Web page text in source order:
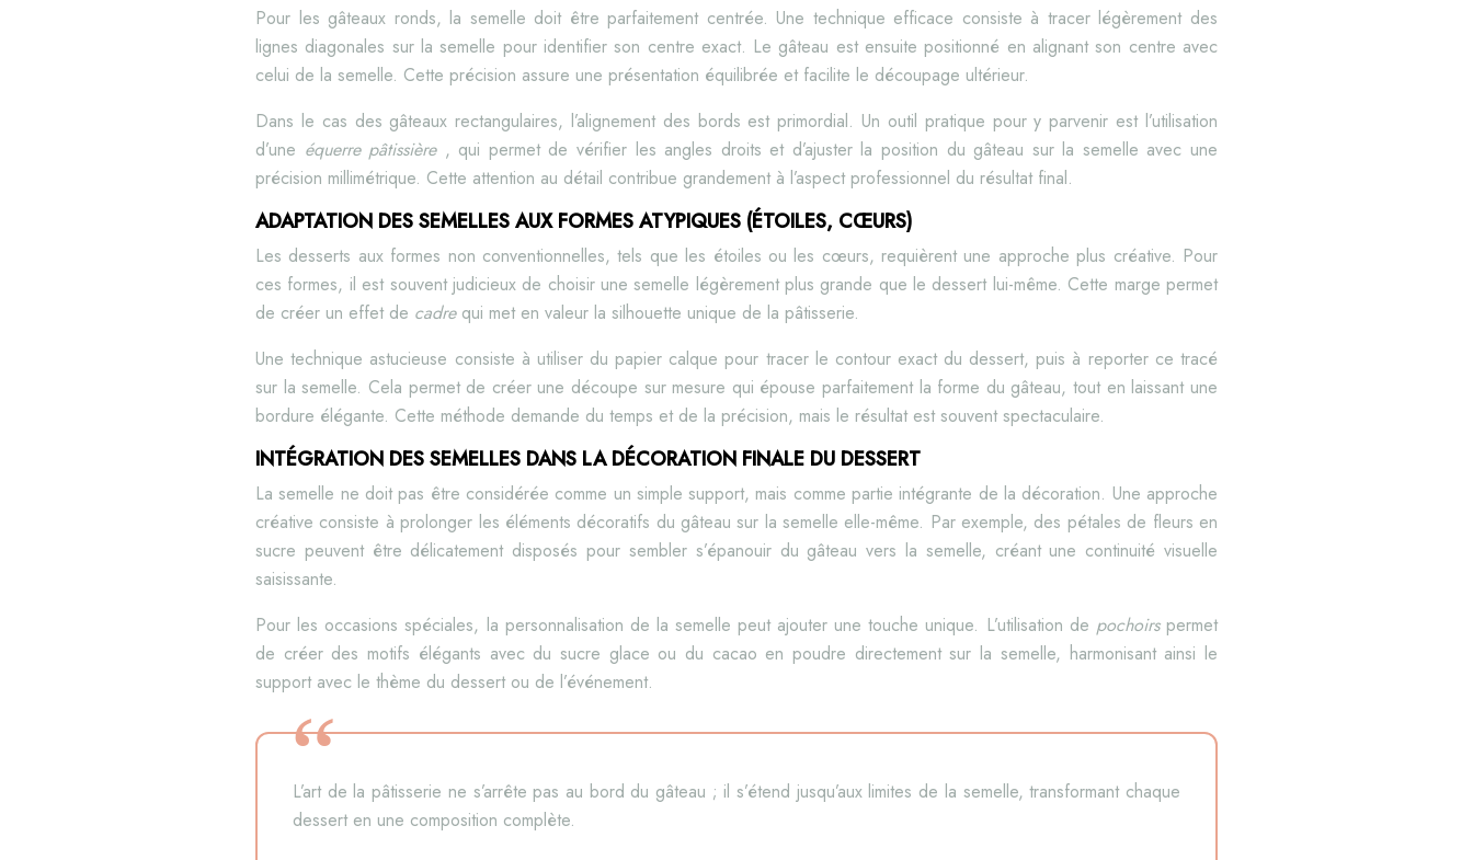
Pour les gâteaux ronds, la semelle doit être parfaitement centrée. Une technique efficace consiste à tracer légèrement des
lignes diagonales sur la semelle pour identifier son centre exact. Le gâteau est ensuite positionné en alignant son centre avec
celui de la semelle. Cette précision assure une présentation équilibrée et facilite le découpage ultérieur.
Dans le cas des gâteaux rectangulaires, l’alignement des bords est primordial. Un outil pratique pour y parvenir est l’utilisation
d’une équerre pâtissière , qui permet de vérifier les angles droits et d’ajuster la position du gâteau sur la semelle avec une
précision millimétrique. Cette attention au détail contribue grandement à l’aspect professionnel du résultat final.
ADAPTATION DES SEMELLES AUX FORMES ATYPIQUES (ÉTOILES, CŒURS)
Les desserts aux formes non conventionnelles, tels que les étoiles ou les cœurs, requièrent une approche plus créative. Pour
ces formes, il est souvent judicieux de choisir une semelle légèrement plus grande que le dessert lui-même. Cette marge permet
de créer un effet de cadre qui met en valeur la silhouette unique de la pâtisserie.
Une technique astucieuse consiste à utiliser du papier calque pour tracer le contour exact du dessert, puis à reporter ce tracé
sur la semelle. Cela permet de créer une découpe sur mesure qui épouse parfaitement la forme du gâteau, tout en laissant une
bordure élégante. Cette méthode demande du temps et de la précision, mais le résultat est souvent spectaculaire.
INTÉGRATION DES SEMELLES DANS LA DÉCORATION FINALE DU DESSERT
La semelle ne doit pas être considérée comme un simple support, mais comme partie intégrante de la décoration. Une approche
créative consiste à prolonger les éléments décoratifs du gâteau sur la semelle elle-même. Par exemple, des pétales de fleurs en
sucre peuvent être délicatement disposés pour sembler s’épanouir du gâteau vers la semelle, créant une continuité visuelle
saisissante.
Pour les occasions spéciales, la personnalisation de la semelle peut ajouter une touche unique. L’utilisation de pochoirs permet
de créer des motifs élégants avec du sucre glace ou du cacao en poudre directement sur la semelle, harmonisant ainsi le
support avec le thème du dessert ou de l’événement.
L’art de la pâtisserie ne s’arrête pas au bord du gâteau ; il s’étend jusqu’aux limites de la semelle, transformant chaque
dessert en une composition complète.